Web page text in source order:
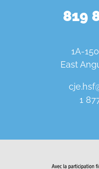
819
1A-
East
1